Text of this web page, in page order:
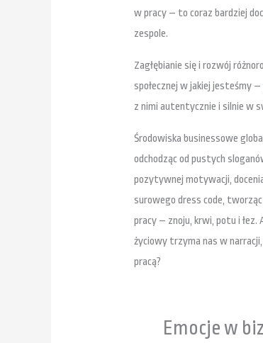
w pracy – to coraz bardziej
zespole.
Zagłębianie się i rozwój
społecznej w jakiej jesteśmy
z nimi autentycznie i silnie w
Środowiska businessowe
odchodząc od pustych
pozytywnej motywacji,
surowego dress code,
pracy – znoju, krwi, potu i łez.
życiowy trzyma nas w
pracą?
Emocje w